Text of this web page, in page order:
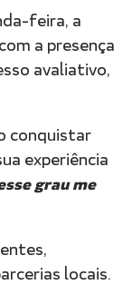
feira, a
a presença
avaliativo,
conquistar
experiência
grau me
locais.